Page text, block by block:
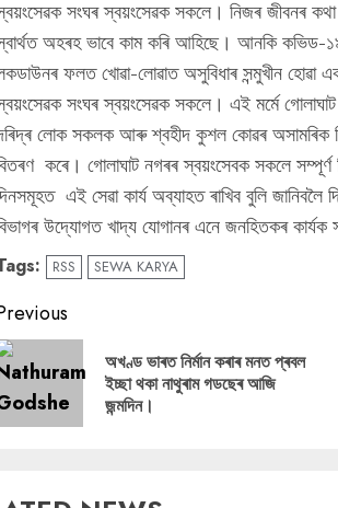
সংঘৰ স্বয়ংসেৱক সকলে। নিজৰ জীবনৰ
অহৰহ ভাবে কাম কৰি আহিছে। আনকি
ফলত খোৱা-লোৱাত অসুবিধাৰ সন্মুখীন হোৱা
সংঘৰ স্বয়ংসেৱক সকলে। এই মৰ্মে
লোক সকলক আৰু শ্বহীদ কুশল কোৱৰ অসামৰিক
কৰে। গোলাঘাট নগৰৰ স্বয়ংসেবক সকলে
এই সেৱা কাৰ্য অব্যাহত ৰাখিব বুলি জানিবলৈ
উদ্যোগত খাদ্য যোগানৰ এনে জনহিতকৰ কাৰ্যক
RSS SEWA KARYA
অখণ্ড ভাৰত নিৰ্মান কৰাৰ মনত প্ৰবল
ইচ্ছা থকা নাথুৰাম গডছেৰ আজি
জন্মদিন।